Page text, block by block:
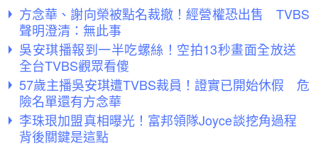
方念華、謝向榮被點名裁撤！經營權恐出售 TVBS
聲明澄清：無此事
吳安琪播報到一半吃螺絲！空拍13秒畫面全放送
全台TVBS觀眾看傻
57歲主播吳安琪遭TVBS裁員！證實已開始休假 危
險名單還有方念華
李珠珢加盟真相曝光！富邦領隊Joyce談挖角過程
背後關鍵是這點